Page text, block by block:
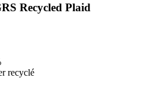
Recycled Plaid
recyclé